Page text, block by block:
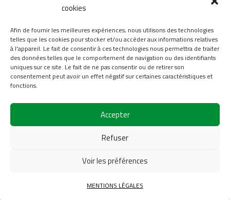
cookies
Afin de fournir les meilleures expériences, nous utilisons des technologies
telles que les cookies pour stocker et/ou accéder aux informations relatives
à l'appareil. Le fait de consentir à ces technologies nous permettra de traiter
des données telles que le comportement de navigation ou des identifiants
uniques sur ce site. Le fait de ne pas consentir ou de retirer son
consentement peut avoir un effet négatif sur certaines caractéristiques et
fonctions.
Accepter
Refuser
Voir les préférences
MENTIONS LÉGALES
A propos de nous
FAQ
Téléchargement
Login
Contact
Suivez-nous sur
légales